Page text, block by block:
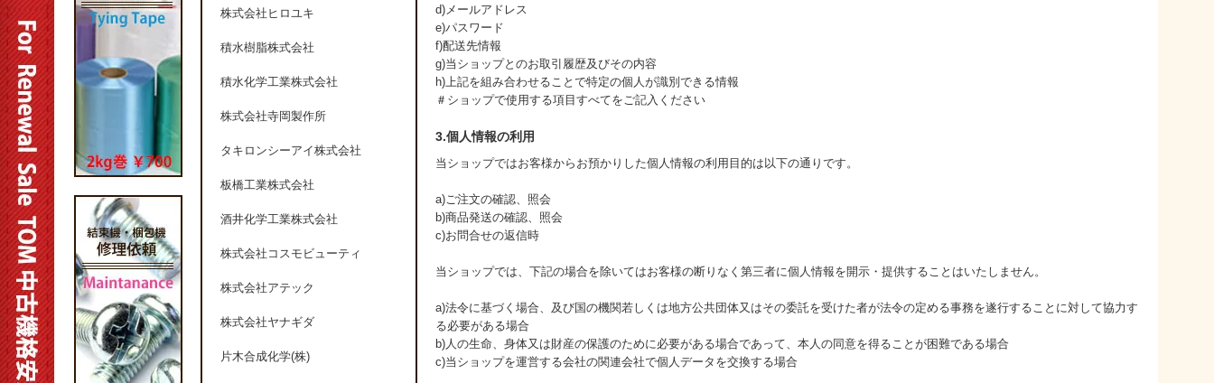
d)メールアドレス
e)パスワード
f)配送先情報
g)当ショップとのお取引履歴及びその内容
h)上記を組み合わせることで特定の個人が識別できる情報
＃ショップで使用する項目すべてをご記入ください
3.個人情報の利用
当ショップではお客様からお預かりした個人情報の利用目的は以下の通りです。
a)ご注文の確認、照会
b)商品発送の確認、照会
c)お問合せの返信時
当ショップでは、下記の場合を除いてはお客様の断りなく第三者に個人情報を開示・提供することはいたしません。
a)法令に基づく場合、及び国の機関若しくは地方公共団体又はその委託を受けた者が法令の定める事務を遂行することに対して協力す
る必要がある場合
b)人の生命、身体又は財産の保護のために必要がある場合であって、本人の同意を得ることが困難である場合
c)当ショップを運営する会社の関連会社で個人データを交換する場合
株式会社ヒロユキ
積水樹脂株式会社
積水化学工業株式会社
株式会社寺岡製作所
タキロンシーアイ株式会社
板橋工業株式会社
酒井化学工業株式会社
株式会社コスモビューティ
株式会社アテック
株式会社ヤナギダ
片木合成化学(株)